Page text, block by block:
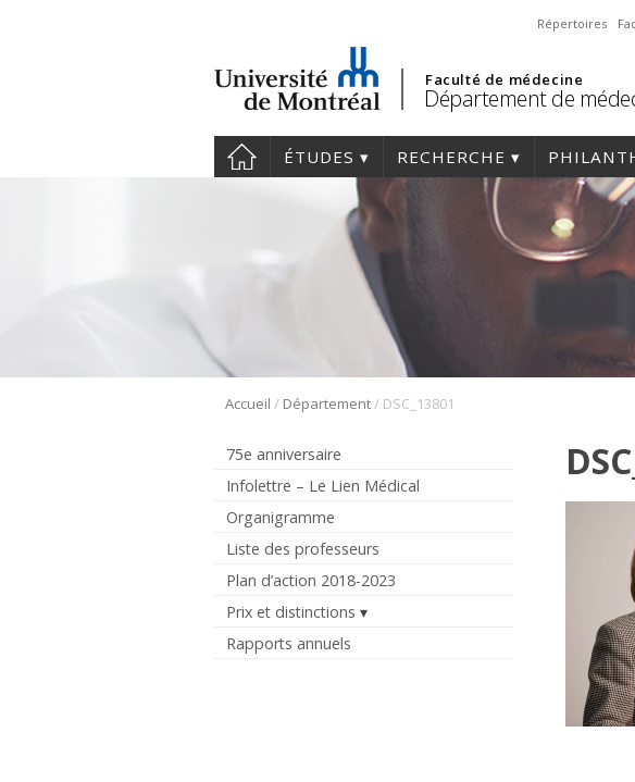
Répertoires
Faculté de médecine
Département de
ÉTUDES RECHERCHE
Accueil / Département/ DSC_13801
75e anniversaire
Infolettre – Le Lien Médical
Organigramme
Liste des professeurs
Plan d’action 2018-2023
Prix et distinctions
Rapports annuels